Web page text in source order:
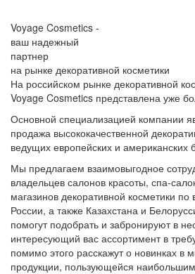
Voyage Cosmetics -
ваш надежный
партнер
на рынке декоративной косметики
На российском рынке декоративной
Voyage Cosmetics представлена уже
Основной специализацией компании
продажа высококачественной
ведущих европейских и американских
Мы предлагаем взаимовыгодное
владельцев салонов красоты, спа-
магазинов декоративной косметики по
России, а также Казахстана и
помогут подобрать и забронируют в
интересующий вас ассортимент в
помимо этого расскажут о новинках в
продукции, пользующейся